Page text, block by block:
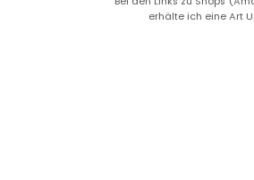
erhälte ich eine Art